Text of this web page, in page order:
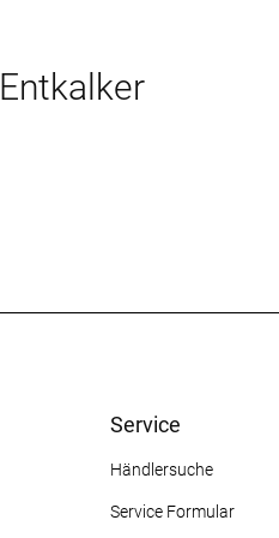
Entkalker
Service
Händlersuche
Service Formular